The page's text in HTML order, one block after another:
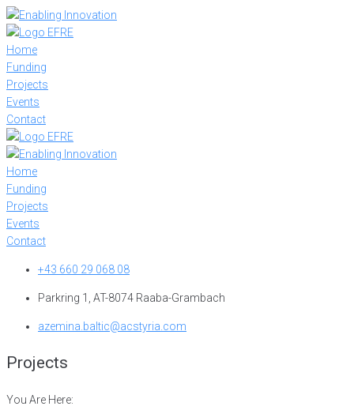
Skip
to
content
Home
Funding
Projects
Events
Contact
Home
Funding
Projects
Events
Contact
+43 660 29 068 08
Parkring 1, AT-8074 Raaba-Grambach
azemina.baltic@acstyria.com
Projects
You Are Here: